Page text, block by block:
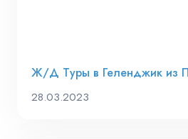
Ж/Д Туры в Геленджик из
28.03.2023